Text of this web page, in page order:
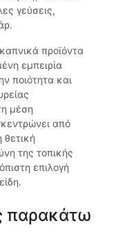
γεύσεις,
προϊόντα
εμπειρία
ποιότητα και
μέση
από
της τοπικής
επιλογή
παρακάτω